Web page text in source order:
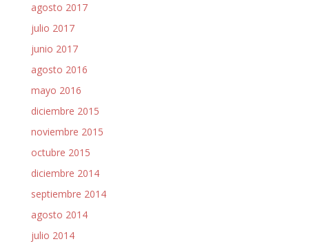
agosto 2017
julio 2017
junio 2017
agosto 2016
mayo 2016
diciembre 2015
noviembre 2015
octubre 2015
diciembre 2014
septiembre 2014
agosto 2014
julio 2014